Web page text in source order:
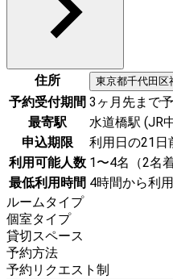
住所 東京都千代田区
予約受付期間 3ヶ月先まで
最寄駅
水道橋駅 (JR
申込期限
利用日の21日
利用可能人数 1〜4名（2名
最低利用時間 4時間から利
ルームタイプ
個室タイプ
貸切スペース
予約方法
予約リクエスト制